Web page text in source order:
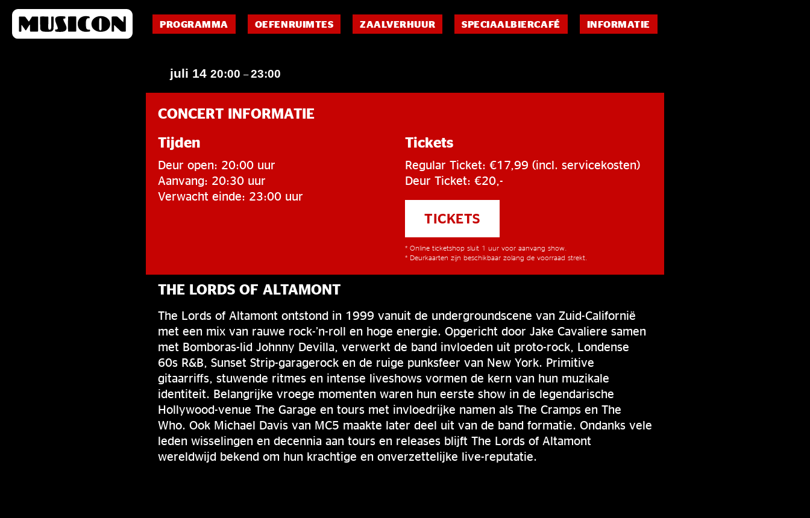
PROGRAMMA OEFENRUIMTES ZAALVERHUUR SPECIAALBIERCAFÉ INFORMATIE
juli 14 20:00 –23:00
CONCERT INFORMATIE
Tijden
Deur open: 20:00 uur
Aanvang: 20:30 uur
Verwacht einde: 23:00 uur
Tickets
Regular Ticket: €17,99 (incl. servicekosten)
Deur Ticket: €20,-
TICKETS
* Online ticketshop sluit 1 uur voor aanvang show.
* Deurkaarten zijn beschikbaar zolang de voorraad strekt.
THE LORDS OF ALTAMONT
The Lords of Altamont ontstond in 1999 vanuit de undergroundscene van Zuid-Californië
met een mix van rauwe rock-’n-roll en hoge energie. Opgericht door Jake Cavaliere samen
met Bomboras-lid Johnny Devilla, verwerkt de band invloeden uit proto-rock, Londense
60s R&B, Sunset Strip-garagerock en de ruige punksfeer van New York. Primitive
gitaarriffs, stuwende ritmes en intense liveshows vormen de kern van hun muzikale
identiteit. Belangrijke vroege momenten waren hun eerste show in de legendarische
Hollywood-venue The Garage en tours met invloedrijke namen als The Cramps en The
Who. Ook Michael Davis van MC5 maakte later deel uit van de band formatie. Ondanks vele
leden wisselingen en decennia aan tours en releases blijft The Lords of Altamont
wereldwijd bekend om hun krachtige en onverzettelijke live-reputatie.